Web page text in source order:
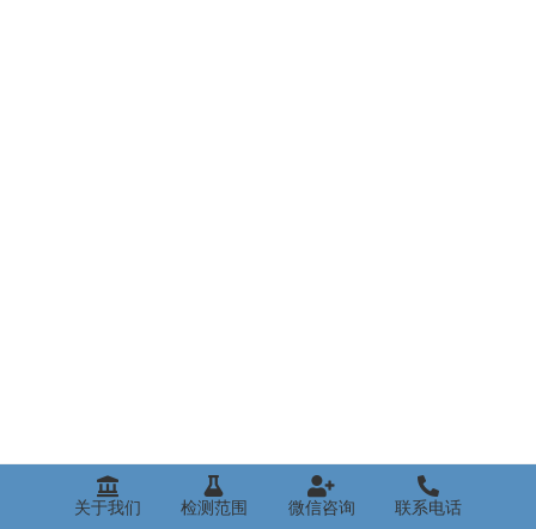
关于我们 检测范围 微信咨询 联系电话